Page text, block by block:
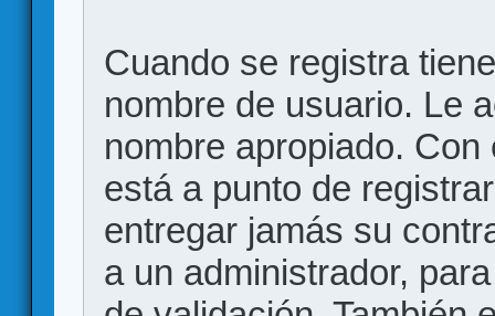
Cuando se registra
nombre de usuario. Le
nombre apropiado.
está a punto de
entregar jamás su
a un administrador,